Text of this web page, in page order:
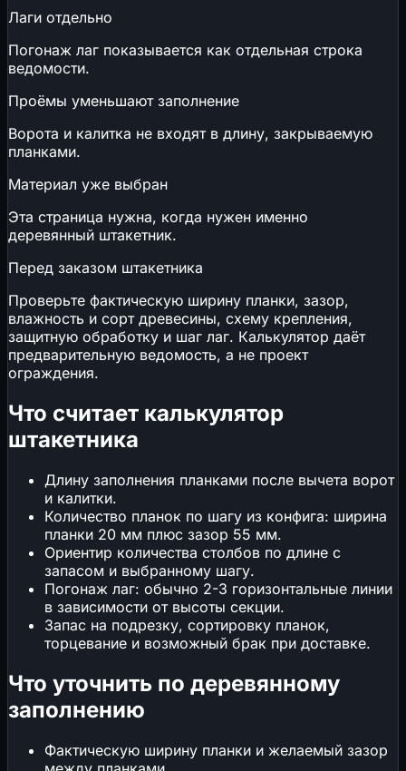
Лаги отдельно
Погонаж лаг показывается как отдельная строка
ведомости.
Проёмы уменьшают заполнение
Ворота и калитка не входят в длину, закрываемую
планками.
Материал уже выбран
Эта страница нужна, когда нужен именно
деревянный штакетник.
Перед заказом штакетника
Проверьте фактическую ширину планки, зазор,
влажность и сорт древесины, схему крепления,
защитную обработку и шаг лаг. Калькулятор даёт
предварительную ведомость, а не проект
ограждения.
Что считает калькулятор
штакетника
Длину заполнения планками после вычета ворот
и калитки.
Количество планок по шагу из конфига: ширина
планки 20 мм плюс зазор 55 мм.
Ориентир количества столбов по длине с
запасом и выбранному шагу.
Погонаж лаг: обычно 2-3 горизонтальные линии
в зависимости от высоты секции.
Запас на подрезку, сортировку планок,
торцевание и возможный брак при доставке.
Что уточнить по деревянному
заполнению
Фактическую ширину планки и желаемый зазор